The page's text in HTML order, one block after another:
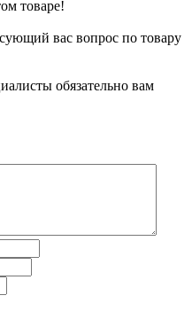
товаре!
вас вопрос по товару
обязательно вам